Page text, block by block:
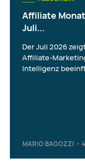
Affiliate
Juli...
MARIO BAGOZZI -
Der Juli 2026
Affiliate-
Intelligenz